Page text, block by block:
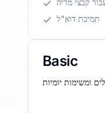
תמיכת דוא"ל
Basic